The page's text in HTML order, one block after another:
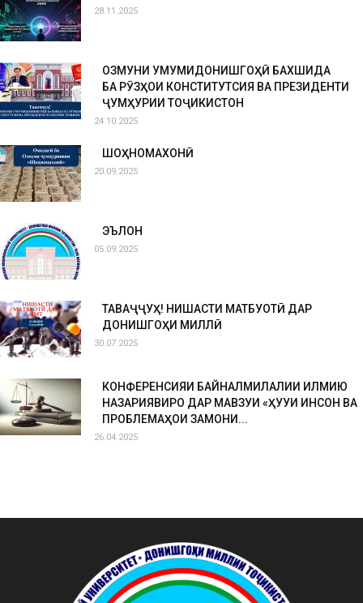
28.11.2025
ОЗМУНИ УМУМИДОНИШГОҲӢ БАХШИДА
БА РӮЗҲОИ КОНСТИТУТСИЯ ВА ПРЕЗИДЕНТИ
ҶУМҲУРИИ ТОҶИКИСТОН
24.10.2025
ШОҲНОМАХОНӢ
20.09.2025
ЭЪЛОН
05.09.2025
ТАВАҶҶУҲ! НИШАСТИ МАТБУОТӢ ДАР
ДОНИШГОҲИ МИЛЛӢ
30.07.2025
КОНФЕРЕНСИЯИ БАЙНАЛМИЛАЛИИ ИЛМИЮ
НАЗАРИЯВИРО ДАР МАВЗУИ «ҲУҚУҚИ ИНСОН ВА
ПРОБЛЕМАҲОИ ЗАМОНИ...
26.04.2025